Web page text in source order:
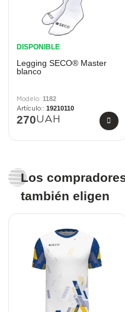
DISPONIBLE
Legging SECO® Master
blanco
1182
19210110
270UAH
Los
también eligen